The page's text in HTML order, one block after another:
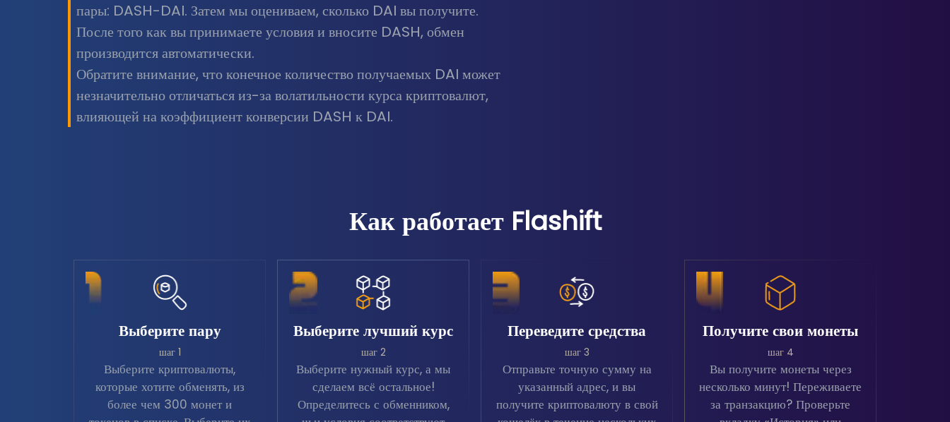
пары: DASH-DAI. Затем мы оцениваем, сколько DAI вы получите.
После того как вы принимаете условия и вносите DASH, обмен
производится автоматически.
Обратите внимание, что конечное количество получаемых DAI может
незначительно отличаться из-за волатильности курса криптовалют,
влияющей на коэффициент конверсии DASH к DAI.
Как работает Flashift
Выберите пару
шаг 1
Выберите криптовалюты,
которые хотите обменять, из
более чем 300 монет и
Выберите лучший курс
шаг 2
Выберите нужный курс, а мы
сделаем всё остальное!
Определитесь с обменником,
Переведите средства
шаг 3
Отправьте точную сумму на
указанный адрес, и вы
получите криптовалюту в свой
Получите свои монеты
шаг 4
Вы получите монеты через
несколько минут! Переживаете
за транзакцию? Проверьте